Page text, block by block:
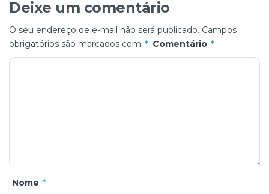
Deixe um comentário
O seu endereço de e-mail não será publicado. Campos
obrigatórios são marcados com * Comentário *
Nome *